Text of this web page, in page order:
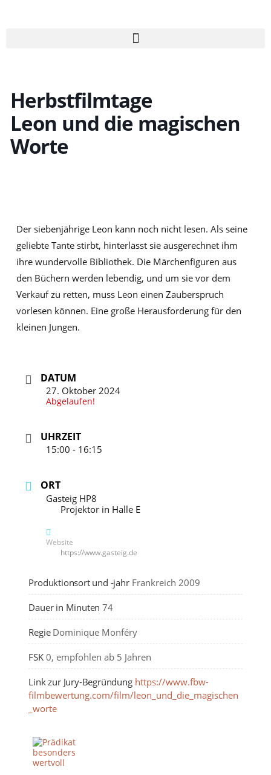
Herbstfilmtage
Leon und die magischen
Worte
Der siebenjährige Leon kann noch nicht lesen. Als seine
geliebte Tante stirbt, hinterlässt sie ausgerechnet ihm
ihre wundervolle Bibliothek. Die Märchenfiguren aus
den Büchern werden lebendig, und um sie vor dem
Verkauf zu retten, muss Leon einen Zauberspruch
vorlesen können. Eine große Herausforderung für den
kleinen Jungen.
DATUM
27. Oktober 2024
Abgelaufen!
UHRZEIT
15:00 - 16:15
ORT
Gasteig HP8
Projektor in Halle E
Website
https://www.gasteig.de
Produktionsort und -jahr Frankreich 2009
Dauer in Minuten 74
Regie Dominique Monféry
FSK 0, empfohlen ab 5 Jahren
Link zur Jury-Begründung https://www.fbw-
filmbewertung.com/film/leon_und_die_magischen
_worte